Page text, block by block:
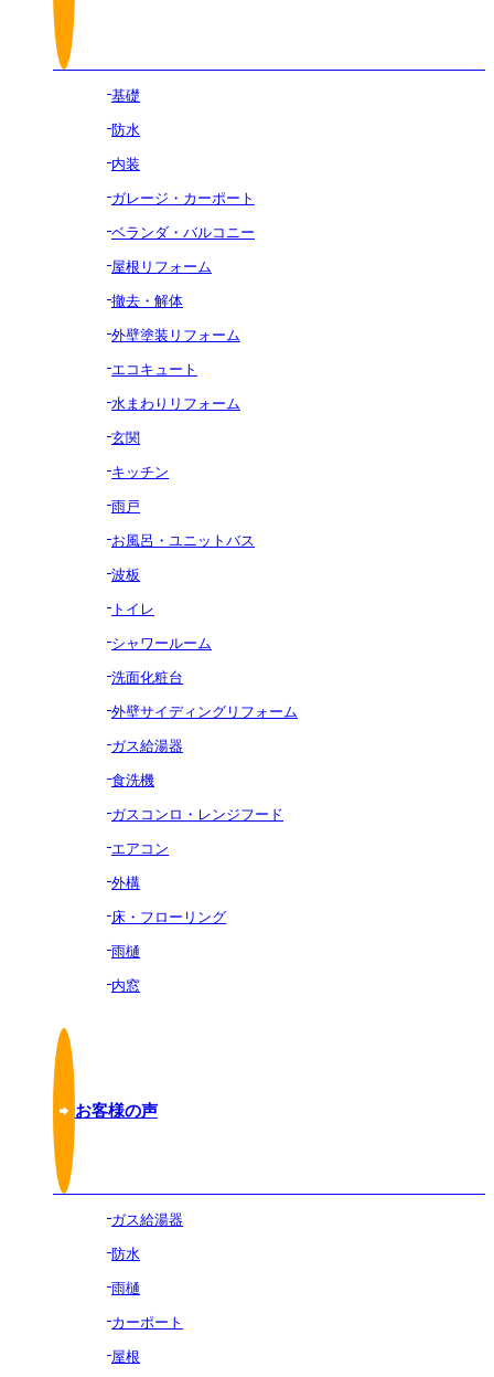
基礎
防水
内装
ガレージ・カーポート
ベランダ・バルコニー
屋根リフォーム
撤去・解体
外壁塗装リフォーム
エコキュート
水まわりリフォーム
玄関
キッチン
雨戸
お風呂・ユニットバス
波板
トイレ
シャワールーム
洗面化粧台
外壁サイディングリフォーム
ガス給湯器
食洗機
ガスコンロ・レンジフード
エアコン
外構
床・フローリング
雨樋
内窓
お客様の声
ガス給湯器
防水
雨樋
カーポート
屋根